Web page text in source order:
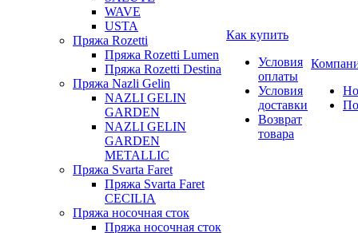
WAVE
USTA
Пряжа Rozetti
Пряжа Rozetti Lumen
Пряжа Rozetti Destina
Пряжа Nazli Gelin
NAZLI GELIN
GARDEN
NAZLI GELIN
GARDEN
METALLIC
Пряжа Svarta Faret
Пряжа Svarta Faret
CECILIA
Пряжа носочная сток
Пряжа носочная сток
Как купить
Условия
оплаты
Условия
доставки
Возврат
товара